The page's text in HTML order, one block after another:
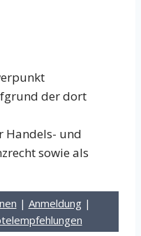
der dort
Handels- und
sowie als
| Anmeldung|